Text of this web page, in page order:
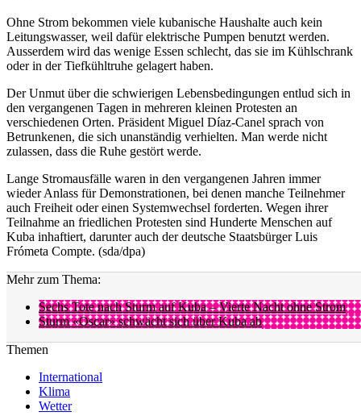
Ohne Strom bekommen viele kubanische Haushalte auch kein
Leitungswasser, weil dafür elektrische Pumpen benutzt werden.
Ausserdem wird das wenige Essen schlecht, das sie im Kühlschrank
oder in der Tiefkühltruhe gelagert haben.
Der Unmut über die schwierigen Lebensbedingungen entlud sich in
den vergangenen Tagen in mehreren kleinen Protesten an
verschiedenen Orten. Präsident Miguel Díaz-Canel sprach von
Betrunkenen, die sich unanständig verhielten. Man werde nicht
zulassen, dass die Ruhe gestört werde.
Lange Stromausfälle waren in den vergangenen Jahren immer
wieder Anlass für Demonstrationen, bei denen manche Teilnehmer
auch Freiheit oder einen Systemwechsel forderten. Wegen ihrer
Teilnahme an friedlichen Protesten sind Hunderte Menschen auf
Kuba inhaftiert, darunter auch der deutsche Staatsbürger Luis
Frómeta Compte. (sda/dpa)
Mehr zum Thema:
Sechs Tote nach Sturm auf Kuba – Vierte Nacht ohne Strom
Sturm «Oscar» schwächt sich über Kuba ab
Themen
International
Klima
Wetter